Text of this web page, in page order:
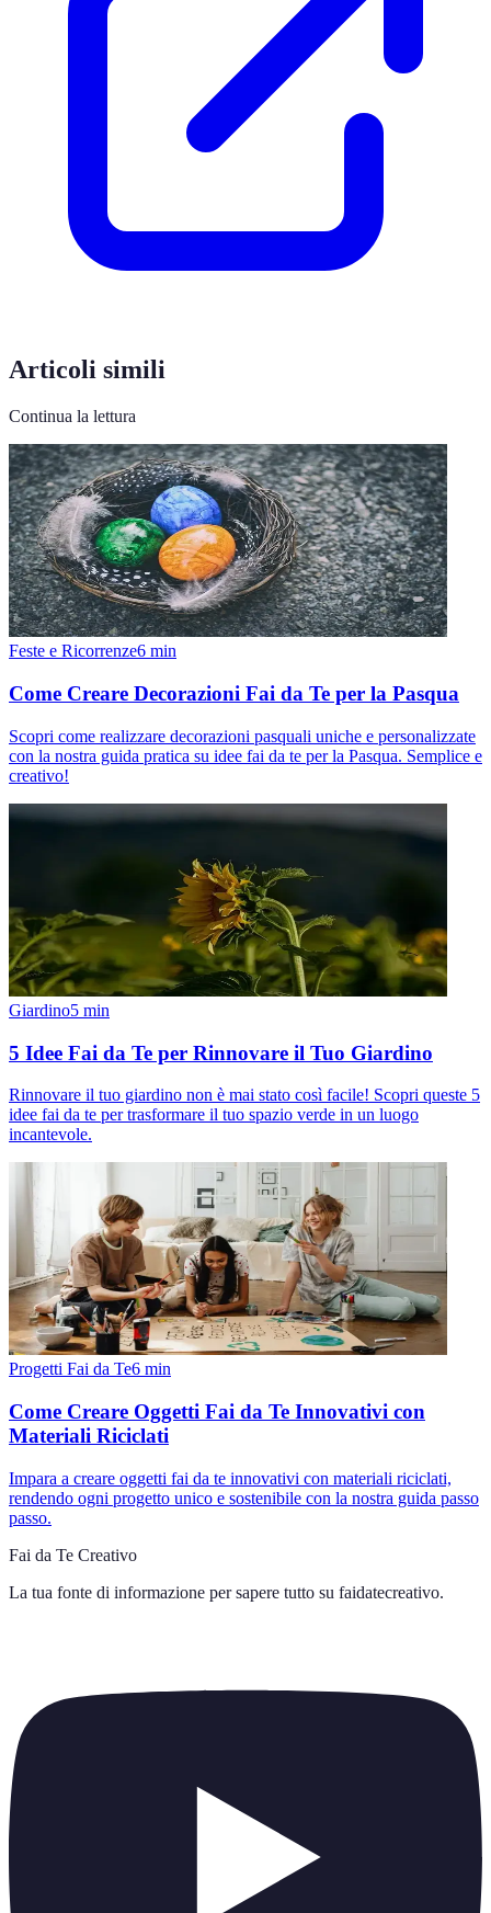
Articoli simili
Continua la lettura
Feste e Ricorrenze6 min
Come Creare Decorazioni Fai da Te per la Pasqua
Scopri come realizzare decorazioni pasquali uniche e personalizzate
con la nostra guida pratica su idee fai da te per la Pasqua. Semplice e
creativo!
Giardino5 min
5 Idee Fai da Te per Rinnovare il Tuo Giardino
Rinnovare il tuo giardino non è mai stato così facile! Scopri queste 5
idee fai da te per trasformare il tuo spazio verde in un luogo
incantevole.
Progetti Fai da Te6 min
Come Creare Oggetti Fai da Te Innovativi con
Materiali Riciclati
Impara a creare oggetti fai da te innovativi con materiali riciclati,
rendendo ogni progetto unico e sostenibile con la nostra guida passo
passo.
Fai da Te Creativo
La tua fonte di informazione per sapere tutto su faidatecreativo.